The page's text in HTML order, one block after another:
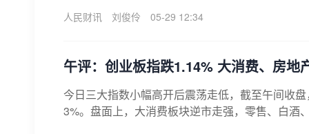
人民财讯
刘俊伶 05-29 12:34
午评：创业板指跌1.14% 大消费、房地
今日三大指数小幅高开后震荡走低，截至午间收
3%。盘面上，大消费板块逆市走强，零售、白酒